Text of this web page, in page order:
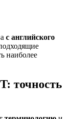
с английского
наиболее
точность